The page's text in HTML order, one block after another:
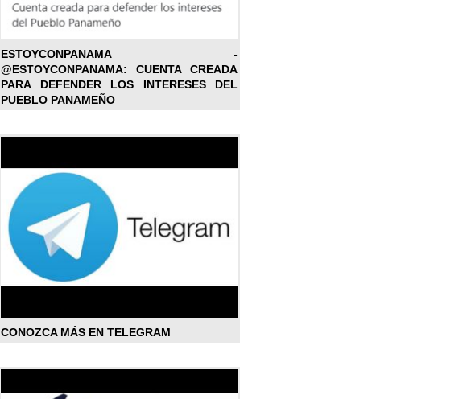
ESTOYCONPANAMA -
@ESTOYCONPANAMA: CUENTA CREADA
PARA DEFENDER LOS INTERESES DEL
PUEBLO PANAMEÑO
CONOZCA MÁS EN TELEGRAM